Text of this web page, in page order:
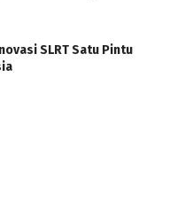
SLRT Satu Pintu